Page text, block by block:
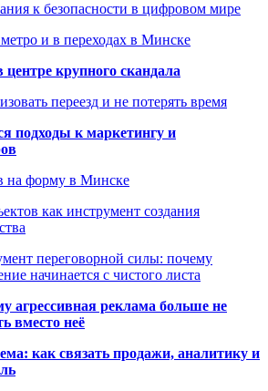
к безопасности в цифровом мире
и в переходах в Минске
центре крупного скандала
переезд и не потерять время
подходы к маркетингу и
на форму в Минске
как инструмент создания
переговорной силы: почему
начинается с чистого листа
агрессивная реклама больше не
вместо неё
как связать продажи, аналитику и